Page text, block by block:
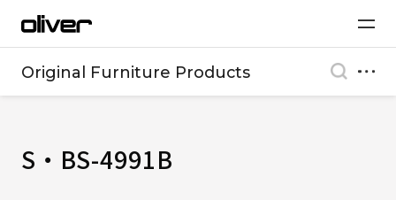
Original Furniture Products
S・BS-4991B